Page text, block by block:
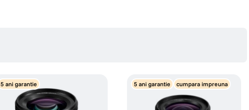
5 ani garantie 5 ani garantie cumpara impreuna